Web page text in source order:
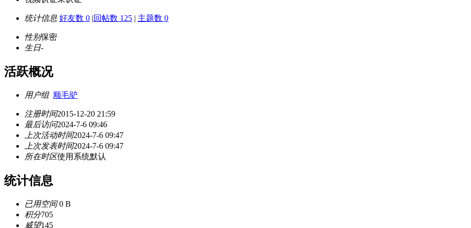
统计信息 好友数 0 |回帖数 125 | 主题数 0
性别保密
生日-
活跃概况
用户组 顺毛驴
注册时间2015-12-20 21:59
最后访问2024-7-6 09:46
上次活动时间2024-7-6 09:47
上次发表时间2024-7-6 09:47
所在时区使用系统默认
统计信息
已用空间0 B
积分705
威望145